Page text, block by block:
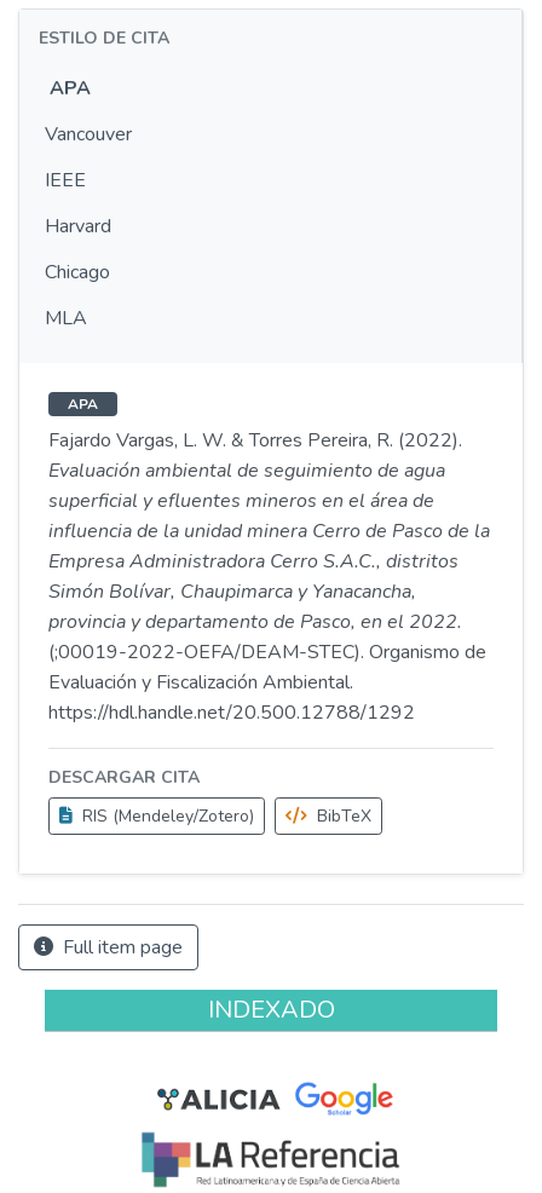
ESTILO DE CITA
APA
Vancouver
IEEE
Harvard
Chicago
MLA
APA
Fajardo Vargas, L. W. & Torres Pereira, R. (2022).
Evaluación ambiental de seguimiento de agua
superficial y efluentes mineros en el área de
influencia de la unidad minera Cerro de Pasco de la
Empresa Administradora Cerro S.A.C., distritos
Simón Bolívar, Chaupimarca y Yanacancha,
provincia y departamento de Pasco, en el 2022.
(;00019-2022-OEFA/DEAM-STEC). Organismo de
Evaluación y Fiscalización Ambiental.
https://hdl.handle.net/20.500.12788/1292
DESCARGAR CITA
RIS (Mendeley/Zotero)
BibTeX
Full item page
INDEXADO